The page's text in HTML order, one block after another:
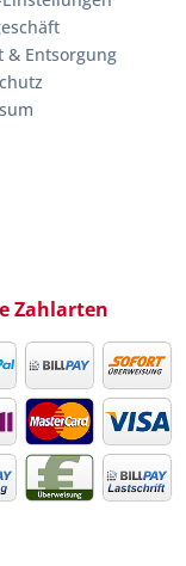
& Entsorgung
Zahlarten